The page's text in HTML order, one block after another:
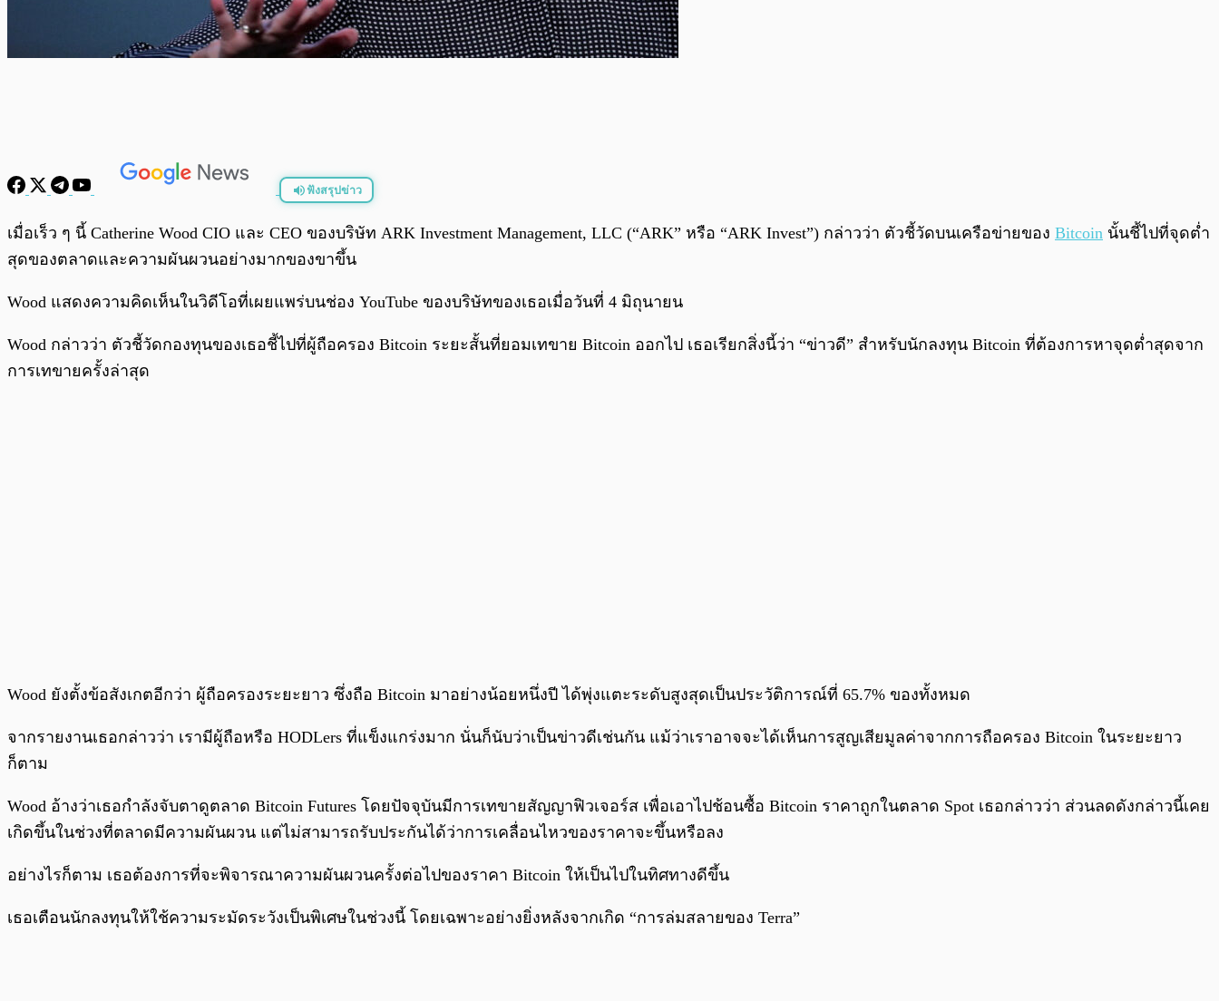
ฟังสรุปข่าว
พร้อมเล่น 0:00 / 0:00
เมื่อเร็ว ๆ นี้ Catherine Wood CIO และ CEO ของบริษัท ARK Investment Management, LLC (“ARK” หรือ “ARK Invest”) กล่าวว่า ตัวชี้วัดบนเครือข่ายของ Bitcoin นั้นชี้ไปที่จุดต่ำ
สุดของตลาดและความผันผวนอย่างมากของขาขึ้น
Wood แสดงความคิดเห็นในวิดีโอที่เผยแพร่บนช่อง YouTube ของบริษัทของเธอเมื่อวันที่ 4 มิถุนายน
Wood กล่าวว่า ตัวชี้วัดกองทุนของเธอชี้ไปที่ผู้ถือครอง Bitcoin ระยะสั้นที่ยอมเทขาย Bitcoin ออกไป เธอเรียกสิ่งนี้ว่า “ข่าวดี” สำหรับนักลงทุน Bitcoin ที่ต้องการหาจุดต่ำสุดจาก
การเทขายครั้งล่าสุด
Wood ยังตั้งข้อสังเกตอีกว่า ผู้ถือครองระยะยาว ซึ่งถือ Bitcoin มาอย่างน้อยหนึ่งปี ได้พุ่งแตะระดับสูงสุดเป็นประวัติการณ์ที่ 65.7% ของทั้งหมด
จากรายงานเธอกล่าวว่า เรามีผู้ถือหรือ HODLers ที่แข็งแกร่งมาก นั่นก็นับว่าเป็นข่าวดีเช่นกัน แม้ว่าเราอาจจะได้เห็นการสูญเสียมูลค่าจากการถือครอง Bitcoin ในระยะยาว
ก็ตาม
Wood อ้างว่าเธอกำลังจับตาดูตลาด Bitcoin Futures โดยปัจจุบันมีการเทขายสัญญาฟิวเจอร์ส เพื่อเอาไปช้อนซื้อ Bitcoin ราคาถูกในตลาด Spot เธอกล่าวว่า ส่วนลดดังกล่าวนี้เคย
เกิดขึ้นในช่วงที่ตลาดมีความผันผวน แต่ไม่สามารถรับประกันได้ว่าการเคลื่อนไหวของราคาจะขึ้นหรือลง
อย่างไรก็ตาม เธอต้องการที่จะพิจารณาความผันผวนครั้งต่อไปของราคา Bitcoin ให้เป็นไปในทิศทางดีขึ้น
เธอเตือนนักลงทุนให้ใช้ความระมัดระวังเป็นพิเศษในช่วงนี้ โดยเฉพาะอย่างยิ่งหลังจากเกิด “การล่มสลายของ Terra”